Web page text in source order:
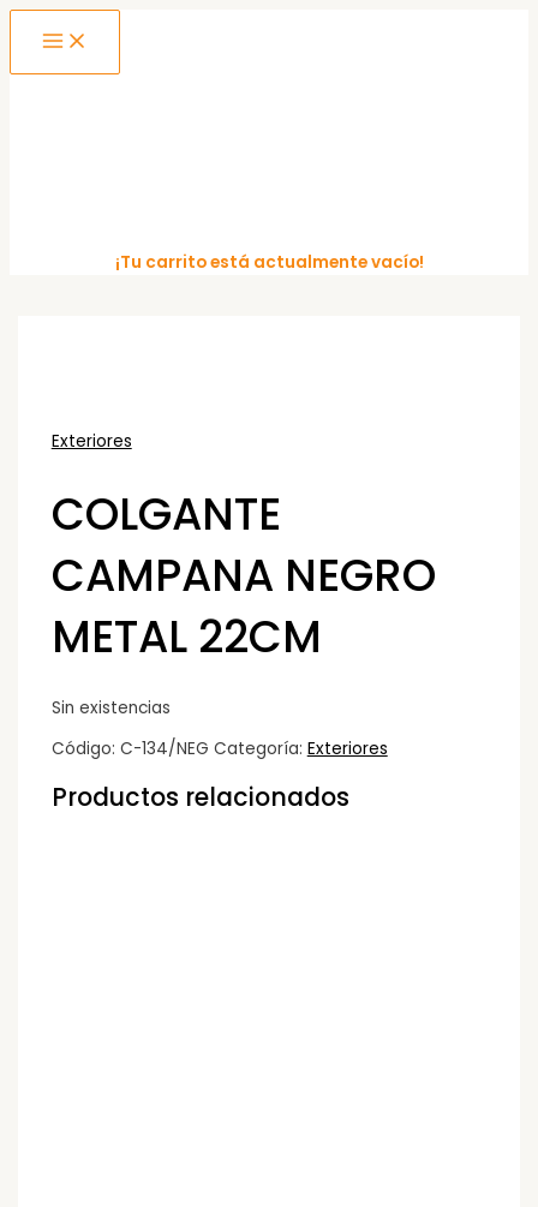
Ir
MENU
¡Tu carrito está actualmente vacío!
Exteriores
COLGANTE
CAMPANA NEGRO
METAL 22CM
Sin existencias
Código: C-134/NEG Categoría: Exteriores
Productos relacionados